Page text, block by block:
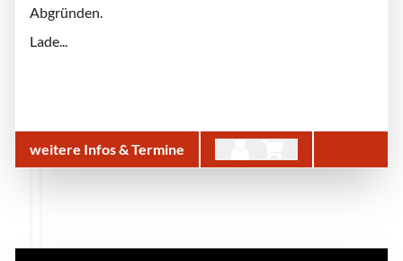
Abgründen.
Lade...
weitere Infos & Termine